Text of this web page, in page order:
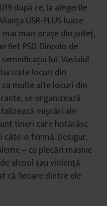
după ce, la alegerile
USR-PLUS luase
mari orașe din județ,
PSD. Dincolo de
lui: Vasluiul
locuri din
ca multe alte locuri din
se organizează
mișcări ale
tineri care hotărăsc
o fermă. Desigur,
– cu plecări masive
alcool sau violență
că fiecare dintre ele